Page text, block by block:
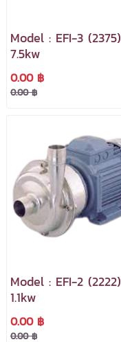
Model : EFI-3 (2375)
7.5kw
0.00 ฿
0.00 ฿
Model : EFI-2 (2222)
1.1kw
0.00 ฿
0.00 ฿